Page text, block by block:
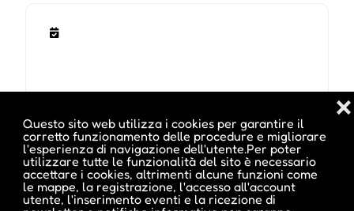
Questo sito web utilizza i cookies per garantire il
corretto funzionamento delle procedure e migliorare
l'esperienza di navigazione dell'utente.Per poter
utilizzare tutte le funzionalità del sito è necessario
accettare i cookies, altrimenti alcune funzioni come
le mappe, la registrazione, l'accesso all'account
utente, l'inserimento eventi e la ricezione di
❌
Pubblicato da :